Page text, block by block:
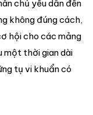
chủ yếu dẫn đến
không đúng cách,
hội cho các mảng
một thời gian dài
tụ vi khuẩn có